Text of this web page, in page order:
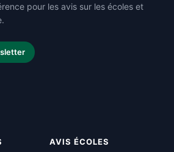
pour les avis sur les écoles et
AVIS ÉCOLES